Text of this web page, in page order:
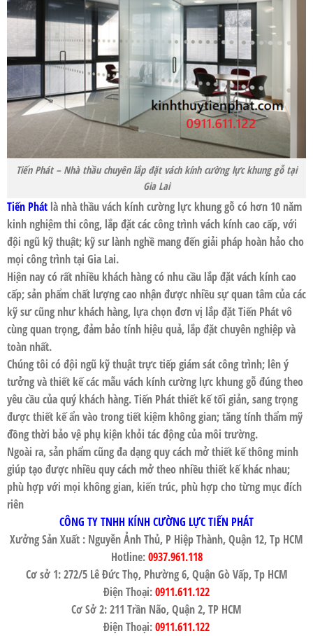
Tiến Phát – Nhà thầu chuyên lắp đặt vách kính cường lực khung gỗ tại
Gia Lai
Tiến Phát là nhà thầuvách kính cường lực khung gỗcó hơn 10 năm
kinh nghiệm thi công, lắp đặt các công trình vách kính cao cấp, với
đội ngũ kỹ thuật; kỹ sư lành nghề mang đến giải pháp hoàn hảo cho
mọi công trình tại Gia Lai.
Hiện nay có rất nhiều khách hàng có nhu cầu lắp đặt vách kính cao
cấp; sản phẩm chất lượng cao nhận được nhiều sự quan tâm của các
kỹ sư cũng như khách hàng, lựa chọn đơn vị lắp đặt Tiến Phát vô
cùng quan trọng, đảm bảo tính hiệu quả, lắp đặt chuyên nghiệp và
toàn nhất.
Chúng tôi có đội ngũ kỹ thuật trực tiếp giám sát công trình; lên ý
tưởng và thiết kế các mẫu vách kính cường lực khung gỗ đúng theo
yêu cầu của quý khách hàng. Tiến Phát thiết kế tối giản, sang trọng
được thiết kế ẩn vào trong tiết kiệm không gian; tăng tính thẩm mỹ
đồng thời bảo vệ phụ kiện khỏi tác động của môi trường.
Ngoài ra, sản phẩm cũng đa dạng quy cách mở thiết kế thông minh
giúp tạo được nhiều quy cách mở theo nhiều thiết kế khác nhau;
phù hợp với mọi không gian, kiến trúc, phù hợp cho từng mục đích
riên
CÔNG TY TNHH KÍNH CƯỜNG LỰC TIẾN PHÁT
Xưởng Sản Xuất : Nguyễn Ảnh Thủ, P Hiệp Thành, Quận 12, Tp HCM
Hotline:0937.961.118
Cơ sở 1: 272/5 Lê Đức Thọ, Phường 6, Quận Gò Vấp, Tp HCM
Điện Thoại:0911.611.122
Cơ Sở 2: 211 Trần Não, Quận 2, TP HCM
Điện Thoại:0911.611.122